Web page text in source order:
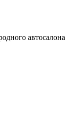
автосалона